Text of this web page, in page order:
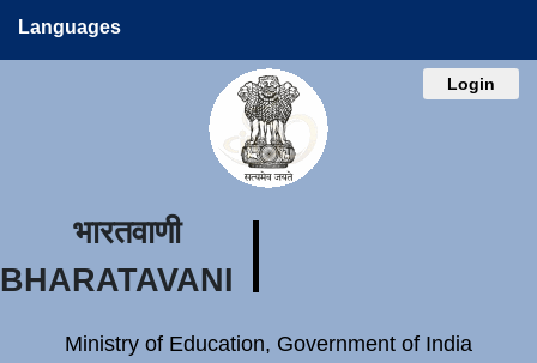
Languages
Login
भारतवाणी
BHARATAVANI
Ministry of Education, Government of India